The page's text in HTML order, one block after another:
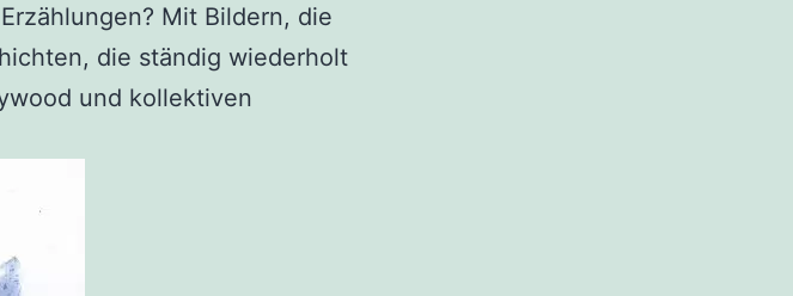
Mit Bildern, die
die ständig wiederholt
und kollektiven